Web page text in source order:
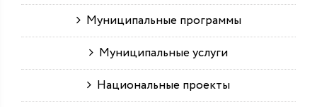
Муниципальные программы
Муниципальные услуги
Национальные проекты